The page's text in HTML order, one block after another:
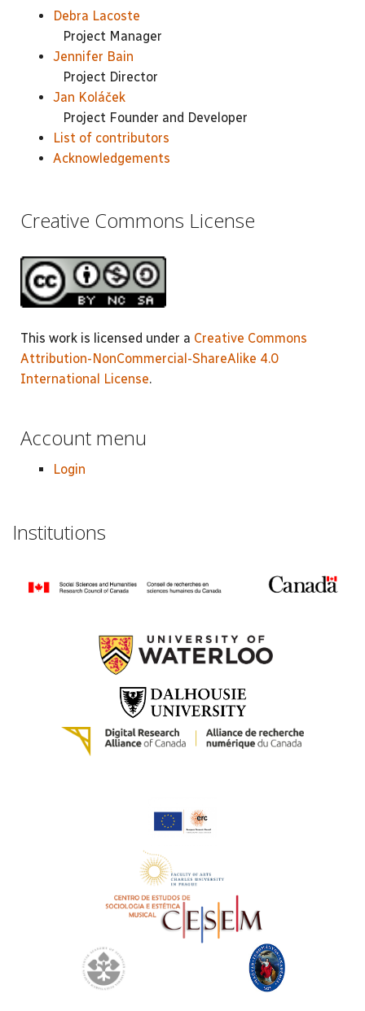
Debra Lacoste
Project Manager
Jennifer Bain
Project Director
Jan Koláček
Project Founder and Developer
List of contributors
Acknowledgements
Creative Commons License
This work is licensed under a Creative Commons
Attribution-NonCommercial-ShareAlike 4.0
International License.
Account menu
Login
Institutions